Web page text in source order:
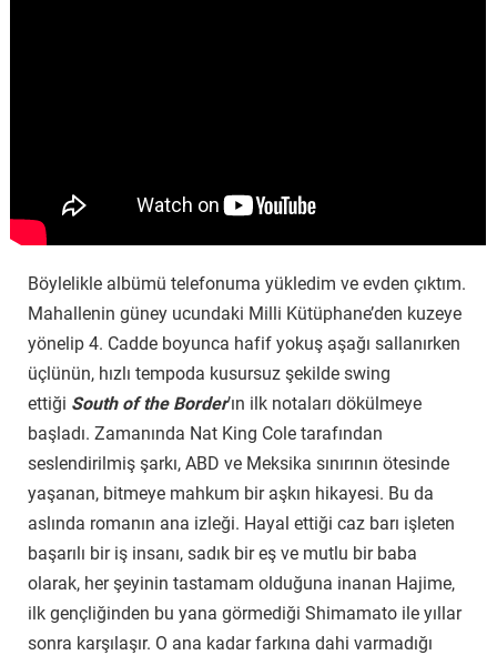
Böylelikle albümü telefonuma yükledim ve evden çıktım.
Mahallenin güney ucundaki Milli Kütüphane’den kuzeye
yönelip 4. Cadde boyunca hafif yokuş aşağı sallanırken
üçlünün, hızlı tempoda kusursuz şekilde swing
ettiği South of the Border’ın ilk notaları dökülmeye
başladı. Zamanında Nat King Cole tarafından
seslendirilmiş şarkı, ABD ve Meksika sınırının ötesinde
yaşanan, bitmeye mahkum bir aşkın hikayesi. Bu da
aslında romanın ana izleği. Hayal ettiği caz barı işleten
başarılı bir iş insanı, sadık bir eş ve mutlu bir baba
olarak, her şeyinin tastamam olduğuna inanan Hajime,
ilk gençliğinden bu yana görmediği Shimamato ile yıllar
sonra karşılaşır. O ana kadar farkına dahi varmadığı